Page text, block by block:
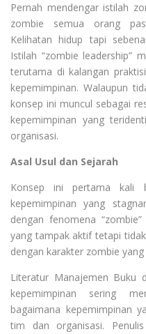
Pernah mendengar istilah
zombie semua orang
Kelihatan hidup tapi
Istilah “zombie leadership”
terutama di kalangan
kepemimpinan. Walaupun
konsep ini muncul sebagai
kepemimpinan yang
organisasi.
Asal Usul dan Sejarah
Konsep ini pertama kali
kepemimpinan yang
dengan fenomena
yang tampak aktif tetapi
dengan karakter zombie
Literatur Manajemen Buku
kepemimpinan sering
bagaimana kepemimpinan
tim dan organisasi.